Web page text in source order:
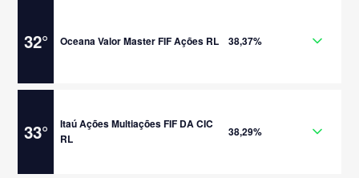
32° Oceana Valor Master FIF Ações RL 38,37%
33°
Itaú Ações Multiações FIF DA CIC
RL
38,29%